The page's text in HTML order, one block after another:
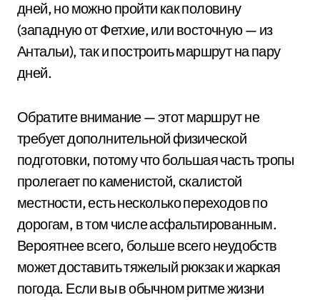
дней, но можно пройти как половину
(западную от Фетхие, или восточную — из
Антальи), так и построить маршрут на пару
дней.
Обратите внимание — этот маршрут не
требует дополнительной физической
подготовки, потому что большая часть тропы
пролегает по каменистой, скалистой
местности, есть несколько переходов по
дорогам, в том числе асфальтированным.
Вероятнее всего, больше всего неудобств
может доставить тяжелый рюкзак и жаркая
погода. Если вы в обычном ритме жизни